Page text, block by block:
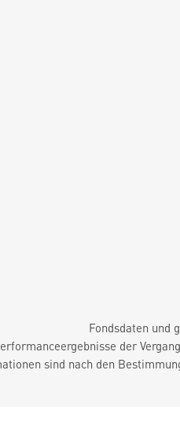
Fondsdaten und
der
sind nach den